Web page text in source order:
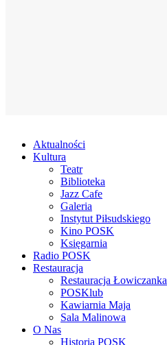
Aktualności
Kultura
Teatr
Biblioteka
Jazz Cafe
Galeria
Instytut Piłsudskiego
Kino POSK
Księgarnia
Radio POSK
Restauracja
Restauracja Łowiczanka
POSKlub
Kawiarnia Maja
Sala Malinowa
O Nas
Historia POSK